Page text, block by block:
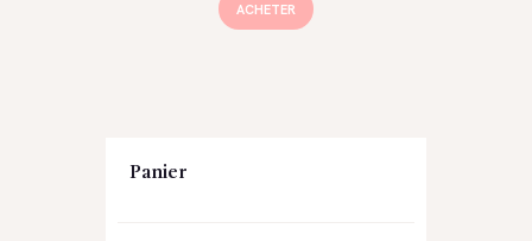
ACHETER
Panier